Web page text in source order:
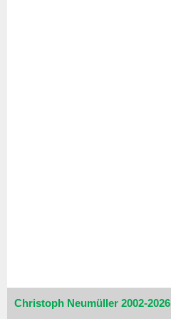
Christoph Neumüller 2002-2026